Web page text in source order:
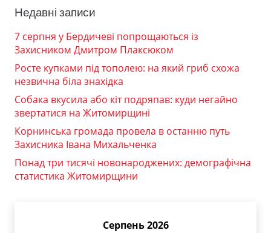
Недавні записи
7 серпня у Бердичеві попрощаються із
Захисником Дмитром Плаксюком
Росте купками під тополею: на який гриб схожа
незвична біла знахідка
Собака вкусила або кіт подряпав: куди негайно
звертатися на Житомирщині
Корнинська громада провела в останню путь
Захисника Івана Михальченка
Понад три тисячі новонароджених: демографічна
статистика Житомирщини
Серпень 2026